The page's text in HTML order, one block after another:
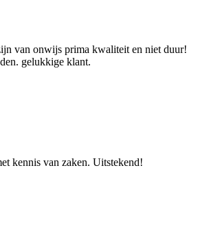
van onwijs prima kwaliteit en niet duur!
gelukkige klant.
kennis van zaken. Uitstekend!